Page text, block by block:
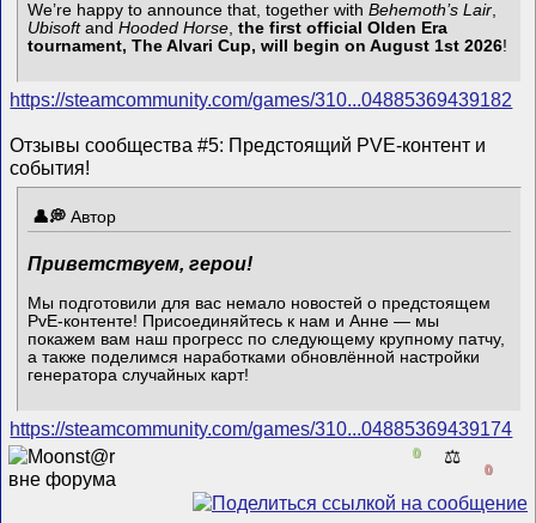
We’re happy to announce that, together withBehemoth’s Lair,
UbisoftandHooded Horse,the first official Olden Era
tournament, The Alvari Cup, will begin on August 1st 2026!
https://steamcommunity.com/games/310...04885369439182
Отзывы сообщества #5: Предстоящий PVE-контент и
события!
Автор
Приветствуем, герои!
Мы подготовили для вас немало новостей о предстоящем
PvE-контенте! Присоединяйтесь к нам и Анне — мы
покажем вам наш прогресс по следующему крупному патчу,
а также поделимся наработками обновлённой настройки
генератора случайных карт!
https://steamcommunity.com/games/310...04885369439174
0 ⚖️
0